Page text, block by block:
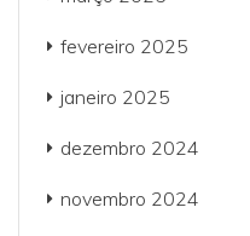
fevereiro 2025
janeiro 2025
dezembro 2024
novembro 2024